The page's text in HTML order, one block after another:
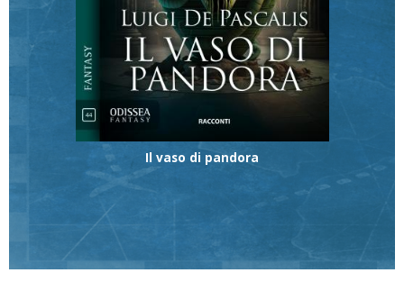
Il vaso di pandora